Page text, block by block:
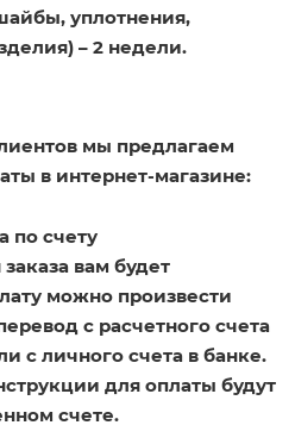
уплотнения,
– 2 недели.
мы предлагаем
в интернет-магазине:
по счету
вам будет
можно произвести
с расчетного счета
с личного счета в банке.
для оплаты будут
счете.